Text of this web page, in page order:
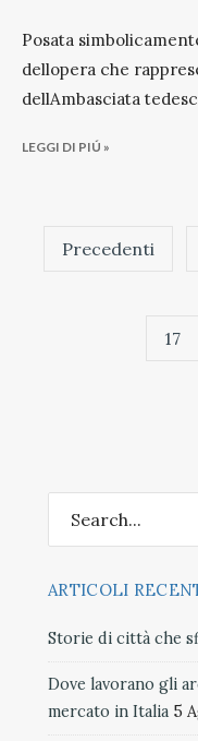
Posata
dellopera che
dellAmbasciata
LEGGI DI PIÚ »
degliPrecedenti
17
ARTICOLI
Storie di città che
Dove lavorano gli
mercato in Italia 5